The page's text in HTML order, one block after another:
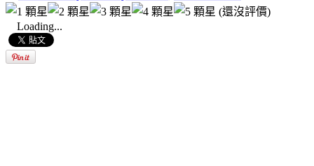
(還沒評價)
Loading...